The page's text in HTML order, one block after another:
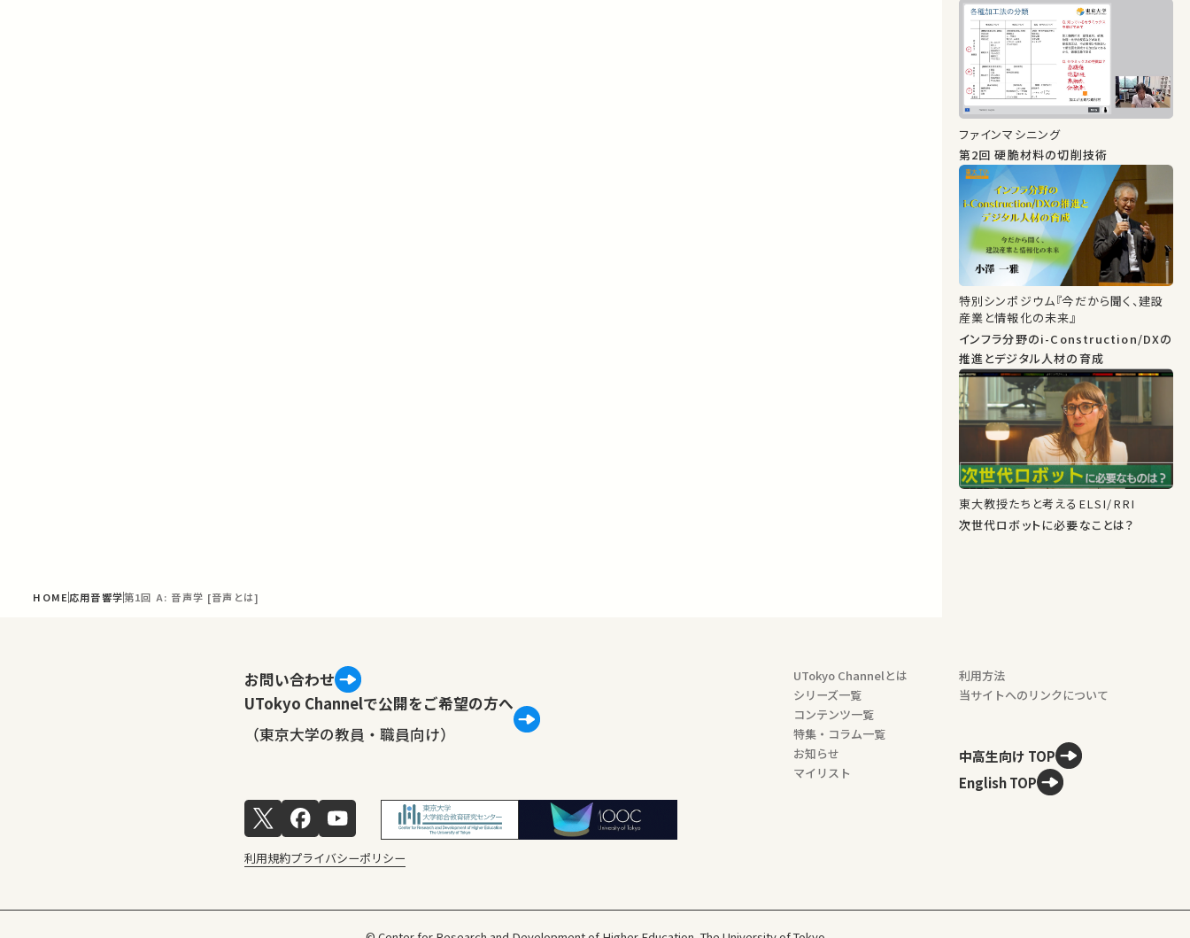
HOME応用音響学第1回 A: 音声学 [音声とは]
ファインマシニング
第2回 硬脆材料の切削技術
特別シンポジウム『今だから聞く、建設
産業と情報化の未来』
インフラ分野のi-Construction/DXの
推進とデジタル人材の育成
東大教授たちと考えるELSI/RRI
次世代ロボットに必要なことは？
お問い合わせ
UTokyo Channelで公開をご希望の方へ
（東京大学の教員・職員向け）
UTokyo Channelとは
シリーズ一覧
コンテンツ一覧
特集・コラム一覧
お知らせ
マイリスト
利用方法
当サイトへのリンクについて
中高生向け TOP
English TOP
利用規約プライバシーポリシー